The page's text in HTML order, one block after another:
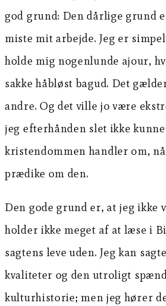
god grund: Den dårlige grund
miste mit arbejde. Jeg er
holde mig nogenlunde ajour,
sakke håbløst bagud. Det
andre. Og det ville jo være
jeg efterhånden slet ikke kunne
kristendommen handler om,
prædike om den.
Den gode grund er, at jeg ikke
holder ikke meget af at læse i
sagtens leve uden. Jeg kan
kvaliteter og den utroligt
kulturhistorie; men jeg hører